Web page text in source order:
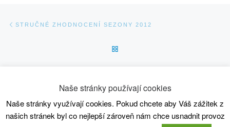
Navigace v příspěvcích
STRUČNÉ ZHODNOCENÍ SEZONY 2012
© 2026SC80 Kanoistika – All rights reserved
Powered by – Designed with the Customizr theme
Naše stránky používají cookies
Naše stránky využívají cookies. Pokud chcete aby Váš zážitek z
našich stránek byl co nejlepší zároveň nám chce usnadnit provoz